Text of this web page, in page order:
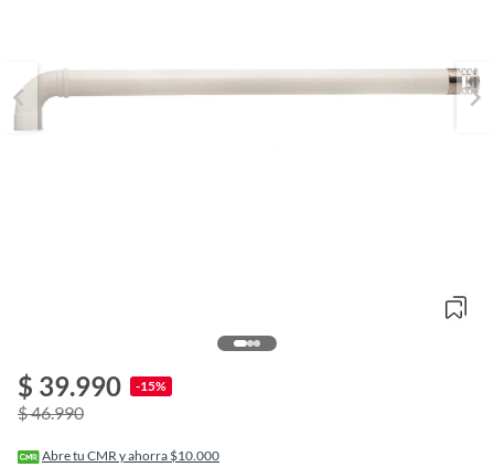
$ 39.990 -15%
$ 46.990
Abre tu CMR y ahorra $10.000
l
I
n